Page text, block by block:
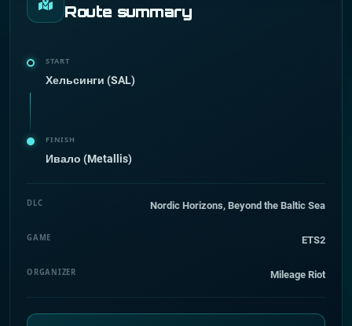
Route summary
START
Хельсинги (SAL)
FINISH
Ивало (Metallis)
DLC Nordic Horizons, Beyond the Baltic Sea
GAME ETS2
ORGANIZER Mileage Riot